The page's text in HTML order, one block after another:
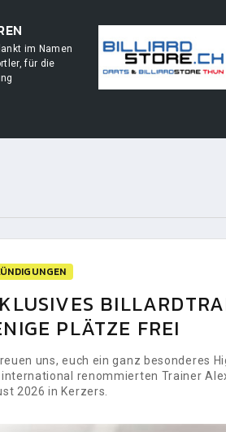
im Namen
für die
PLÄTZE FREI
uns, euch ein ganz besonderes
renommierten Trainer
2026 in Kerzers.